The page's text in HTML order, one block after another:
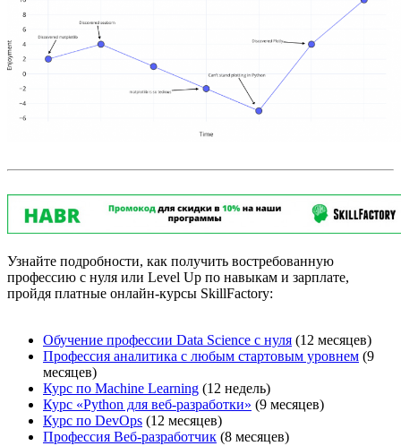
Узнайте подробности, как получить востребованную
профессию с нуля или Level Up по навыкам и зарплате,
пройдя платные онлайн-курсы SkillFactory:
Обучение профессии Data Science с нуля (12 месяцев)
Профессия аналитика с любым стартовым уровнем (9
месяцев)
Курс по Machine Learning (12 недель)
Курс «Python для веб-разработки» (9 месяцев)
Курс по DevOps (12 месяцев)
Профессия Веб-разработчик (8 месяцев)